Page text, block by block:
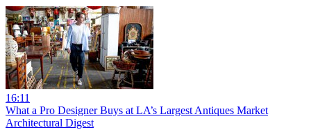
16:11
What a Pro Designer Buys at LA’s Largest Antiques Market
Architectural Digest